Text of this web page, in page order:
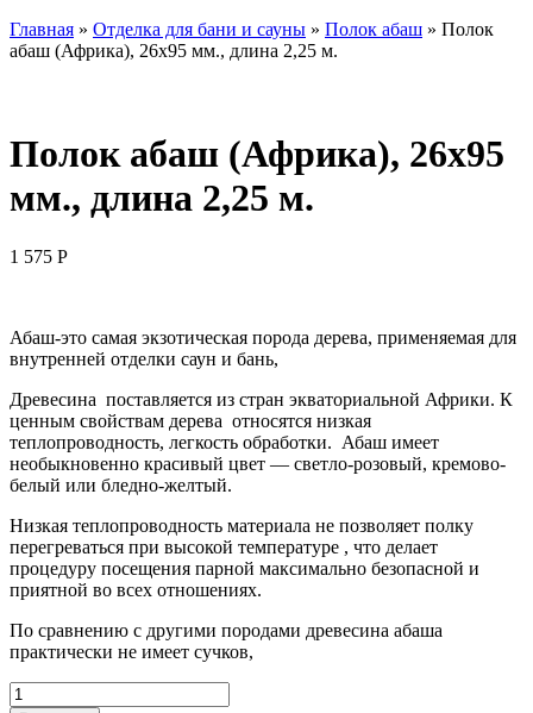
Главная » Отделка для бани и сауны » Полок абаш » Полок
абаш (Африка), 26х95 мм., длина 2,25 м.
Полок абаш (Африка), 26х95
мм., длина 2,25 м.
1 575 Р
Абаш-это самая экзотическая порода дерева, применяемая для
внутренней отделки саун и бань,
Древесина поставляется из стран экваториальной Африки. К
ценным свойствам дерева относятся низкая
теплопроводность, легкость обработки. Абаш имеет
необыкновенно красивый цвет — светло-розовый, кремово-
белый или бледно-желтый.
Низкая теплопроводность материала не позволяет полку
перегреваться при высокой температуре , что делает
процедуру посещения парной максимально безопасной и
приятной во всех отношениях.
По сравнению с другими породами древесина абаша
практически не имеет сучков,
Количество